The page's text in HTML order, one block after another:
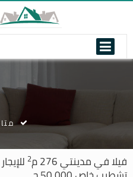
فيلا فيمدينتي 2